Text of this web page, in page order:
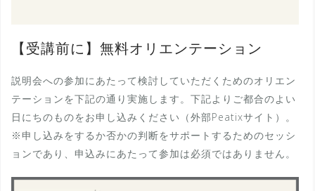
【受講前に】無料オリエンテーション
説明会への参加にあたって検討していただくためのオリエン
テーションを下記の通り実施します。下記よりご都合のよい
日にちのものをお申し込みください（外部Peatixサイト）。
※申し込みをするか否かの判断をサポートするためのセッシ
ョンであり、申込みにあたって参加は必須ではありません。